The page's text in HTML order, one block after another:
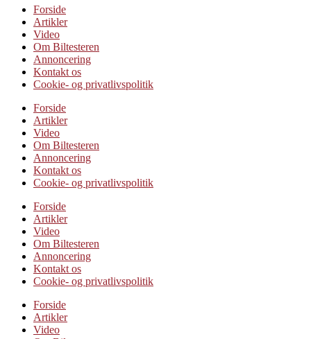
Forside
Artikler
Video
Om Biltesteren
Annoncering
Kontakt os
Cookie- og privatlivspolitik
Forside
Artikler
Video
Om Biltesteren
Annoncering
Kontakt os
Cookie- og privatlivspolitik
Forside
Artikler
Video
Om Biltesteren
Annoncering
Kontakt os
Cookie- og privatlivspolitik
Forside
Artikler
Video